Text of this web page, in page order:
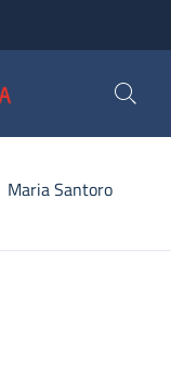
Maria Santoro